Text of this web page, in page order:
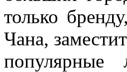
только
Чана,